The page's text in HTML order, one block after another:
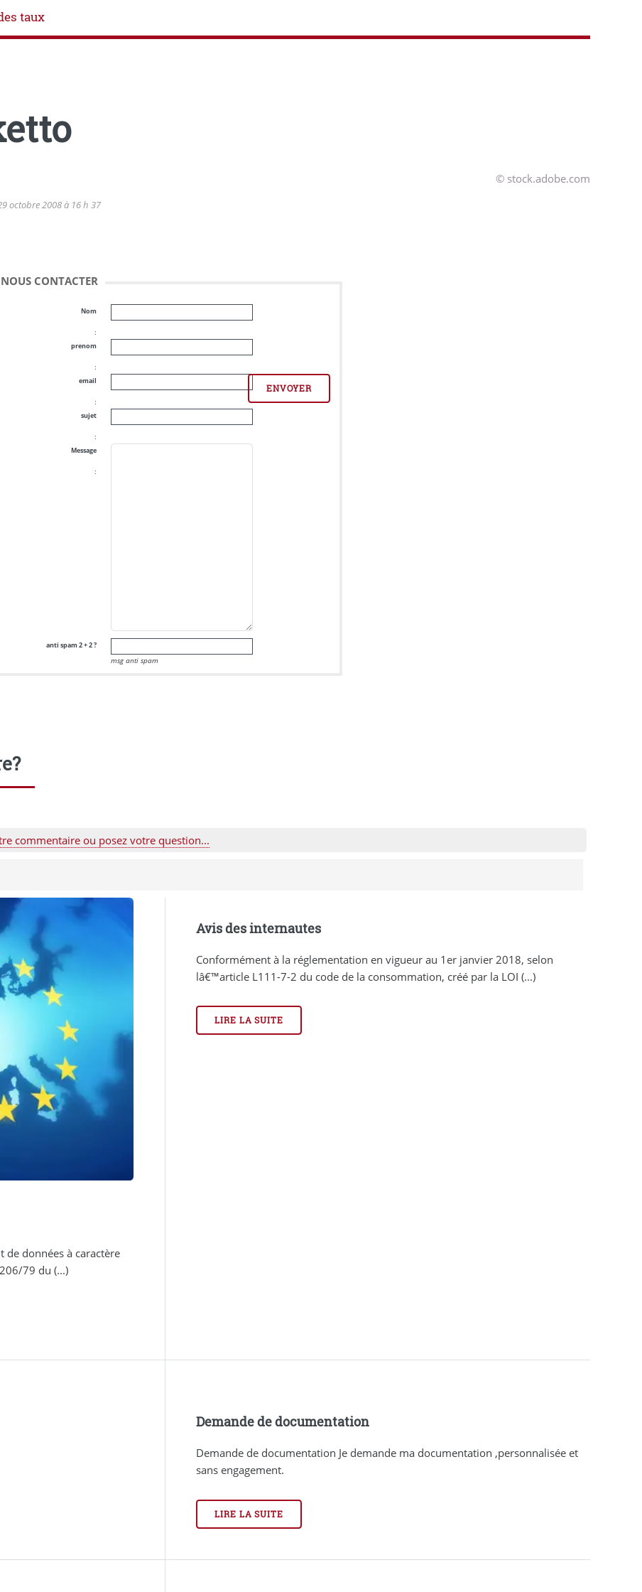
taux
© stock.adobe.com
octobre 2008 à 16 h 37
NOUS CONTACTER
Nom
:
prenom
:
email
:
sujet
:
Message
:
anti spam 2 + 2 ?
msg anti spam
commentaire ou posez votre question...
données à caractère
79 du (...)
Avis des internautes
Conformément à la réglementation en vigueur au 1er janvier 2018, selon
lâ€™article L111-7-2 du code de la consommation, créé par la LOI (...)
LIRE LA SUITE
Demande de documentation
Demande de documentation Je demande ma documentation ,personnalisée et
sans engagement.
LIRE LA SUITE